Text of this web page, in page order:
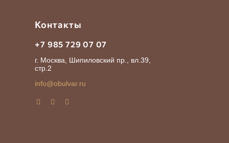
Контакты
+7 985 729 07 07
г. Москва, Шипиловский пр., вл.39,
стр.2
info@obulvar.ru